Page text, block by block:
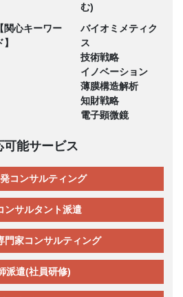
む)
【関心キーワー
】
バイオミメティク
ス
技術戦略
イノベーション
薄膜構造解析
知財戦略
電子顕微鏡
可能サービス
コンサルティング
ンサルタント派遣
門家コンサルティング
派遣(社員研修)